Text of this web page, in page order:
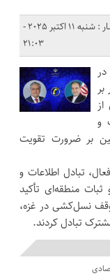
تاریخ انتشار : شنبه 11 اکتبر 2025 -
21:03
و
بر ضرورت تقویت
تبادل اطلاعات و
منطقه‌ای تأکید
نسل‌کشی در غزه،
تبادل کردند.